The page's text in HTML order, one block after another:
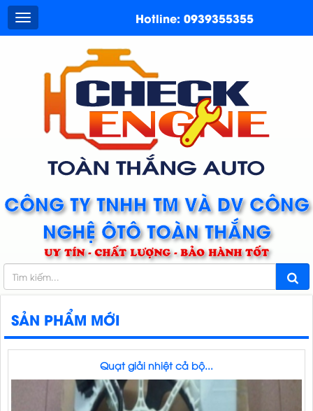
CÔNG TY TNHH TM VÀ DV CÔNG
NGHỆ ÔTÔ TOÀN THẮNG
UY TÍN - CHẤT LƯỢNG - BẢO HÀNH TỐT
Hotline: 0939355355
SẢN PHẨM MỚI
Quạt giải nhiệt cả bộ...